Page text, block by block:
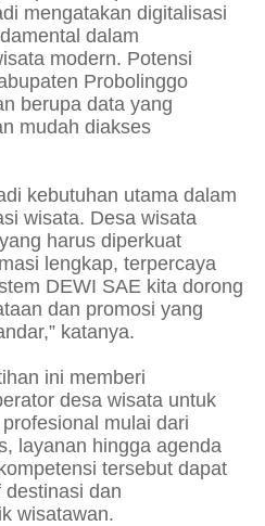
mengatakan digitalisasi
dalam
modern. Potensi
Probolinggo
berupa data yang
mudah diakses
kebutuhan utama dalam
wisata. Desa wisata
harus diperkuat
lengkap, terpercaya
DEWI SAE kita dorong
dan promosi yang
katanya.
ini memberi
desa wisata untuk
mulai dari
layanan hingga agenda
tersebut dapat
destinasi dan
wisatawan.